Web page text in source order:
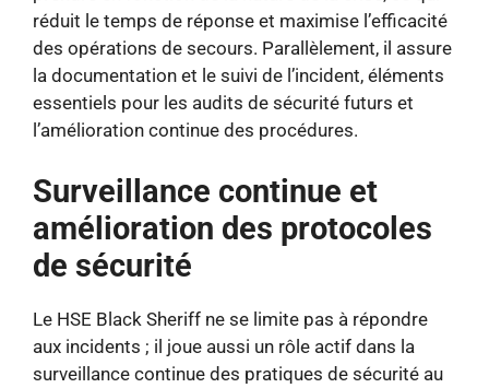
réduit le temps de réponse et maximise l’efficacité
des opérations de secours. Parallèlement, il assure
la documentation et le suivi de l’incident, éléments
essentiels pour les audits de sécurité futurs et
l’amélioration continue des procédures.
Surveillance continue et
amélioration des protocoles
de sécurité
Le HSE Black Sheriff ne se limite pas à répondre
aux incidents ; il joue aussi un rôle actif dans la
surveillance continue des pratiques de sécurité au